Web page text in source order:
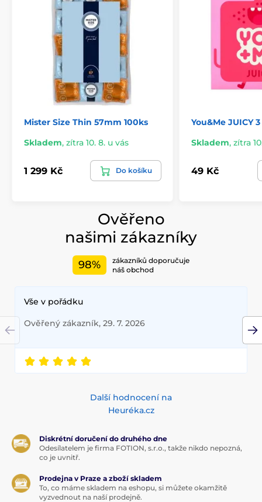
Mister Size Thin 57mm 100ks
Skladem, zítra 10. 8. u vás
1 299 Kč Do košíku
You&Me JUICY
Skladem, zítra
49 Kč
Ověřeno
našimi zákazníky
98%
zákazníků doporučuje
náš obchod
Vše v pořádku
Ověřený zákazník, 29. 7. 2026
Další hodnocení na
Heuréka.cz
Diskrétní doručení do druhého dne
Odesílatelem je firma FOTION, s.r.o., takže nikdo nepozná,
co je uvnitř.
Prodejna v Praze a zboží skladem
To, co máme skladem na eshopu, si můžete okamžitě
vyzvednout na naší prodejně.